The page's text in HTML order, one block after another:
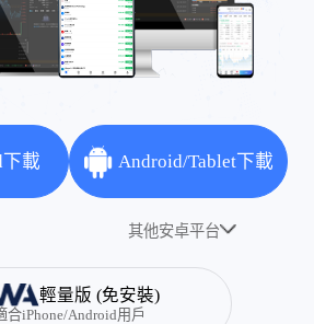
下載 Android/Tablet下載
其他安卓平台
輕量版 (免安裝)
合iPhone/Android用戶